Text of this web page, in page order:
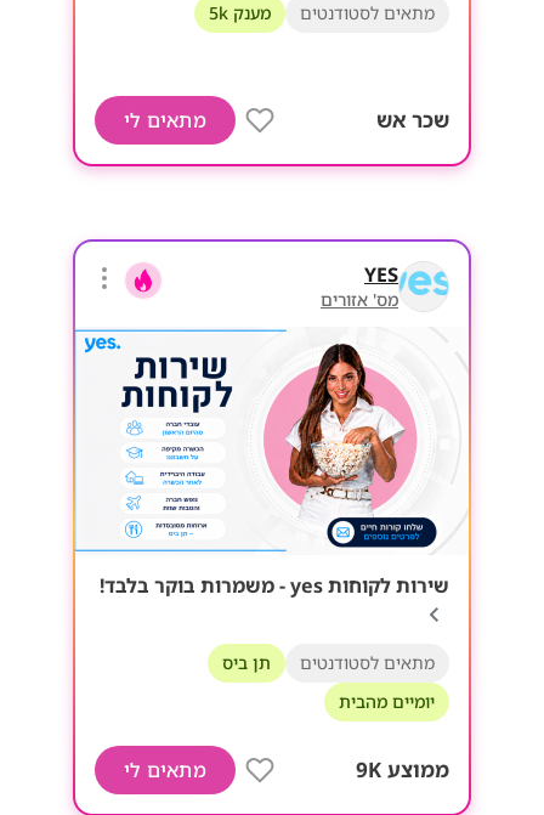
מתאים לסטודנטים מענק 5k
שכר אש מתאים לי
YES
מס' אזורים
שירות לקוחות yes - משמרות בוקר בלבד!
מתאים לסטודנטים
תן ביס
יומיים מהבית
ממוצע 9K מתאים לי